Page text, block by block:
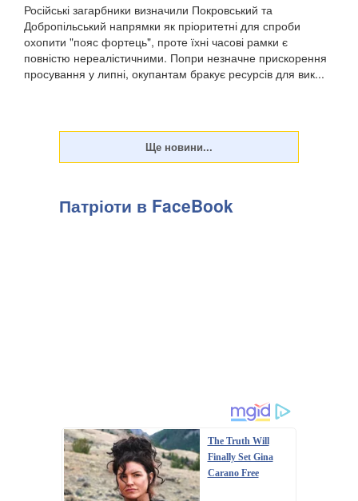
Російські загарбники визначили Покровський та
Добропільський напрямки як пріоритетні для спроби
охопити "пояс фортець", проте їхні часові рамки є
повністю нереалістичними. Попри незначне прискорення
просування у липні, окупантам бракує ресурсів для вик...
Патріоти в FaceBook
The Truth Will
Finally Set Gina
Carano Free